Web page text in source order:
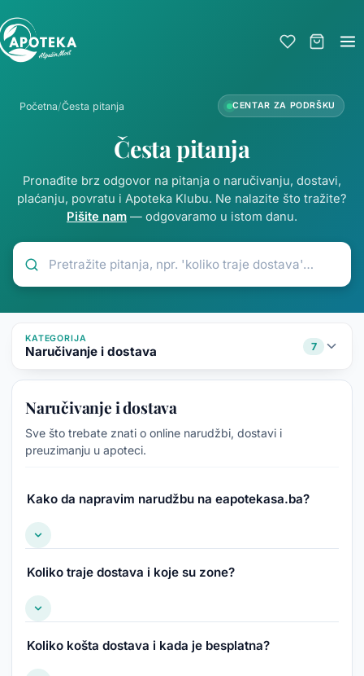
Početna/Česta pitanja CENTAR ZA PODRŠKU
Česta pitanja
Pronađite brz odgovor na pitanja o naručivanju, dostavi,
plaćanju, povratu i Apoteka Klubu. Ne nalazite što tražite?
Pišite nam — odgovaramo u istom danu.
KATEGORIJA
Naručivanje i dostava 7
Naručivanje i dostava
Sve što trebate znati o online narudžbi, dostavi i
preuzimanju u apoteci.
Kako da napravim narudžbu na eapotekasa.ba?
Koliko traje dostava i koje su zone?
Koliko košta dostava i kada je besplatna?